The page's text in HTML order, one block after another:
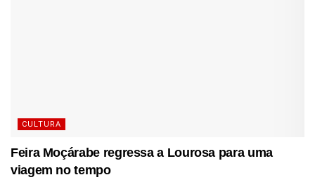
CULTURA
Feira Moçárabe regressa a Lourosa para uma
viagem no tempo